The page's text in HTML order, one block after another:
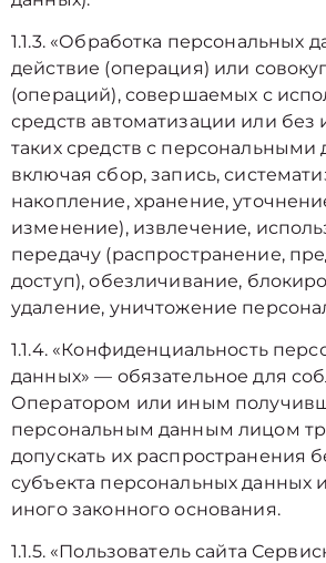
1.1.3. «Обработка персональных
действие (операция) или
(операций), совершаемых с
средств автоматизации или без
таких средств с
включая сбор, запись,
накопление, хранение,
изменение), извлечение,
передачу (распространение,
доступ), обезличивание,
удаление, уничтожение
1.1.4. «Конфиденциальность
данных» — обязательное для
Оператором или иным
персональным данным лицом
допускать их распространения
субъекта персональных данных
иного законного основания.
1.1.5. «Пользователь сайта